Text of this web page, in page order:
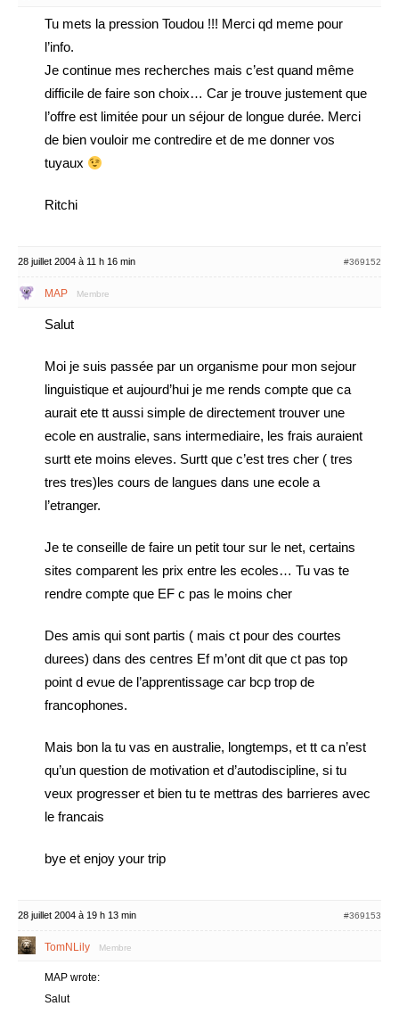
Tu mets la pression Toudou !!! Merci qd meme pour
l’info.
Je continue mes recherches mais c’est quand même
difficile de faire son choix… Car je trouve justement que
l’offre est limitée pour un séjour de longue durée. Merci
de bien vouloir me contredire et de me donner vos
tuyaux
Ritchi
28 juillet 2004 à 11 h 16 min #369152
MAP Membre
Salut
Moi je suis passée par un organisme pour mon sejour
linguistique et aujourd’hui je me rends compte que ca
aurait ete tt aussi simple de directement trouver une
ecole en australie, sans intermediaire, les frais auraient
surtt ete moins eleves. Surtt que c’est tres cher ( tres
tres tres)les cours de langues dans une ecole a
l’etranger.
Je te conseille de faire un petit tour sur le net, certains
sites comparent les prix entre les ecoles… Tu vas te
rendre compte que EF c pas le moins cher
Des amis qui sont partis ( mais ct pour des courtes
durees) dans des centres Ef m’ont dit que ct pas top
point d evue de l’apprentissage car bcp trop de
francophones.
Mais bon la tu vas en australie, longtemps, et tt ca n’est
qu’un question de motivation et d’autodiscipline, si tu
veux progresser et bien tu te mettras des barrieres avec
le francais
bye et enjoy your trip
28 juillet 2004 à 19 h 13 min #369153
TomNLily Membre
MAP wrote:
Salut